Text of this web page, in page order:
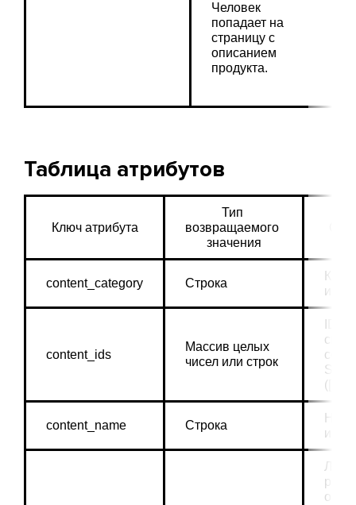
Человек
попадает на
страницу с
описанием
продукта.
Таблица атрибутов
Ключ атрибута
Тип
возвращаемого
значения
content_category Строка
или
content_ids
Массив целых
чисел или строк
SKU
content_name Строка
или
Либо